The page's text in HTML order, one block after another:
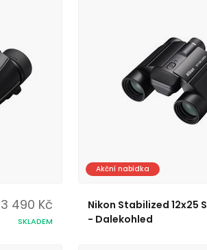
3 490 Kč
SKLADEM
Akční nabídka
Nikon Stabilized 12x25 S
- Dalekohled